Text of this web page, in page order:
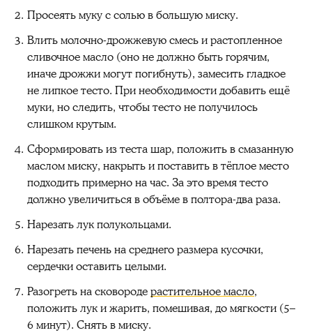
Просеять муку с солью в большую миску.
Влить молочно-дрожжевую смесь и растопленное
сливочное масло (оно не должно быть горячим,
иначе дрожжи могут погибнуть), замесить гладкое
не липкое тесто. При необходимости добавить ещё
муки, но следить, чтобы тесто не получилось
слишком крутым.
Сформировать из теста шар, положить в смазанную
маслом миску, накрыть и поставить в тёплое место
подходить примерно на час. За это время тесто
должно увеличиться в объёме в полтора-два раза.
Нарезать лук полукольцами.
Нарезать печень на среднего размера кусочки,
сердечки оставить целыми.
Разогреть на сковородерастительное масло,
положить лук и жарить, помешивая, до мягкости (5–
6 минут). Снять в миску.